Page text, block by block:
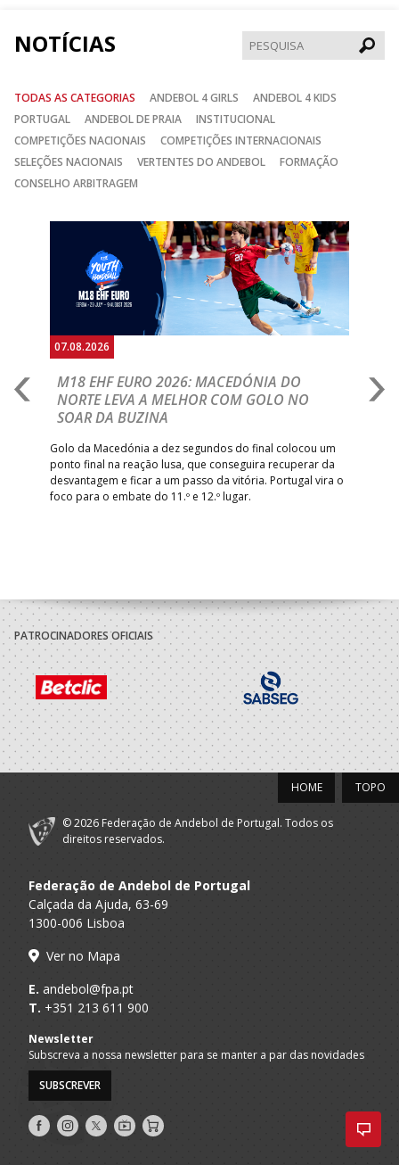
NOTÍCIAS
TODAS AS CATEGORIAS ANDEBOL 4 GIRLS
ANDEBOL 4 KIDS
PORTUGAL
ANDEBOL DE PRAIA
INSTITUCIONAL
COMPETIÇÕES NACIONAIS
COMPETIÇÕES INTERNACIONAIS
SELEÇÕES NACIONAIS
VERTENTES DO ANDEBOL
FORMAÇÃO
CONSELHO ARBITRAGEM
07.08.2026
M18 EHF EURO 2026: MACEDÓNIA DO
NORTE LEVA A MELHOR COM GOLO NO
SOAR DA BUZINA
Golo da Macedónia a dez segundos do final colocou um
ponto final na reação lusa, que conseguira recuperar da
desvantagem e ficar a um passo da vitória. Portugal vira o
foco para o embate do 11.º e 12.º lugar.
PATROCINADORES OFICIAIS
TOPO
HOME
© 2026 Federação de Andebol de Portugal. Todos os
direitos reservados.
Federação de Andebol de Portugal
Calçada da Ajuda, 63-69
1300-006 Lisboa
Ver no Mapa
E. andebol@fpa.pt
T. +351 213 611 900
Newsletter
Subscreva a nossa newsletter para se manter a par das novidades
SUBSCREVER
Siga-
nos
Siga-
nos
Siga-
nos
AndebolTV
Loja